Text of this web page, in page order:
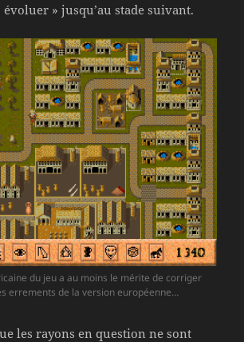
» jusqu’au stade suivant.
du jeu a au moins le mérite de corriger
errements de la version européenne…
les rayons en question ne sont